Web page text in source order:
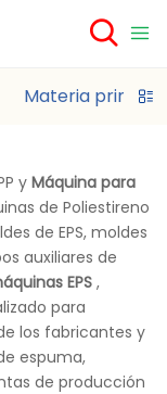
Materia prima
y Máquina para
de Poliestireno
de EPS, moldes
auxiliares de
EPS ,
para
los fabricantes y
espuma,
de producción